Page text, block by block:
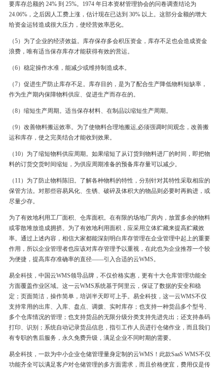
要库存总额的 24% 到 25%。1974 年日本资材管理协会的问卷调查结论为
24.06%，之后因人工费上涨，估计现在已达到 30% 以上。这部分金额的增大
给资金运转造成很大压力，使经营效率恶化。
（5）为了企业的经济效益。库存保存多会积压资金，库存不足也会造成资金
浪费，唯有适当保存库存才能获得有效的营运。
（6）稳定操作水准，能减少或维持制造成本。
（7）促进生产防止库存不足。库存目的，是为了配合生产降低物料短缺率，
作为生产期内保障物料供应、促进生产而存在的。
（8）缩短生产周期。适当保存材料、在制品以缩短生产周期。
（9）改善物料搬运效率。为了使物料合理地搬运,必须强调时间观念，改善搬
运和库存，使之完美结合才能收到效果。
（10）为了缩短物料供应周期。如果缩短了从订货到物料进厂的时间，即把物
料的订货交货时间缩短，为供应周期准备的预备库存量可以减少。
（11）为了防止物料陈旧。了解各种物料的特性，分别针对其特性采取相应的
保管方法。对那些容易风化、生锈、破碎及体积大的物品则必要时再购进，或
尽量少存。
为了有效地利用工厂面积、仓库面积。在有限的场地厂房内，放置多余的物料
或零散堆放造成拥挤。为了有效地利用面积，应采用立体贮藏来提高贮藏效
率。通过上述内容，相信大家都能深刻明白库存管理在企业管理中起上的重要
作用，所以企业管理者也应该对库存管理予以重视，在此也为企业推荐一个较
为便捷，提高库存准确率的直径——引入合适的云WMS。
易全科技，中国云WMS领导品牌，不仅价格实惠，更有十大仓库管理功能全
方面覆盖作业区域。这一云WMS系统基于阿里云，保证了数据的安全和稳
定；页面简洁，操作简单，培训半天即可上手。易全科技，这一云WMS不仅
支持常用的出库、入库、盘点、调拨、实时库存；也支持一种货品多个型号、
多个仓库情况的管理；也支持货品的无限分级分类支持先进先出；还支持条码
打印、识别；系统自动记录货品信息，指引工作人员进行仓储作业，而且我们
有专职的售后服务，永久免费升级，满足企业不同时期的需要。
易全科技，一款为中小企业仓储管理量身定制的云WMS！此款SaaS WMS不仅
功能齐全可以满足客户对仓储管理的多方面需求，而且价格便宜，费用仅是传